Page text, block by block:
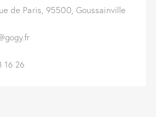
de Paris, 95500, Goussainville
16 26